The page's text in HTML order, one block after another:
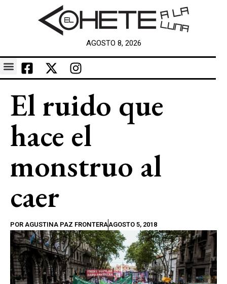
AGOSTO 8, 2026
El ruido que
hace el
monstruo al
caer
POR AGUSTINA PAZ FRONTERAAGOSTO 5, 2018